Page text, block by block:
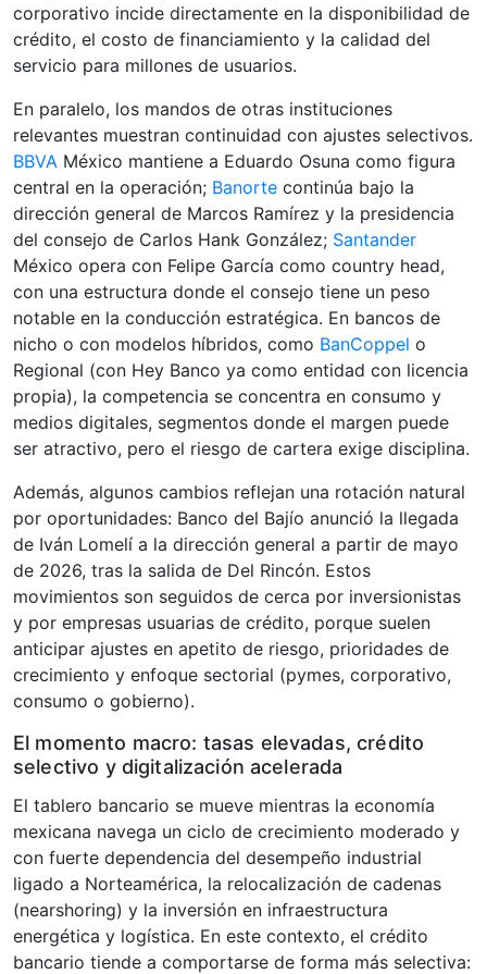
corporativo incide directamente en la disponibilidad de
crédito, el costo de financiamiento y la calidad del
servicio para millones de usuarios.
En paralelo, los mandos de otras instituciones
relevantes muestran continuidad con ajustes selectivos.
BBVA México mantiene a Eduardo Osuna como figura
central en la operación; Banorte continúa bajo la
dirección general de Marcos Ramírez y la presidencia
del consejo de Carlos Hank González; Santander
México opera con Felipe García como country head,
con una estructura donde el consejo tiene un peso
notable en la conducción estratégica. En bancos de
nicho o con modelos híbridos, como BanCoppel o
Regional (con Hey Banco ya como entidad con licencia
propia), la competencia se concentra en consumo y
medios digitales, segmentos donde el margen puede
ser atractivo, pero el riesgo de cartera exige disciplina.
Además, algunos cambios reflejan una rotación natural
por oportunidades: Banco del Bajío anunció la llegada
de Iván Lomelí a la dirección general a partir de mayo
de 2026, tras la salida de Del Rincón. Estos
movimientos son seguidos de cerca por inversionistas
y por empresas usuarias de crédito, porque suelen
anticipar ajustes en apetito de riesgo, prioridades de
crecimiento y enfoque sectorial (pymes, corporativo,
consumo o gobierno).
El momento macro: tasas elevadas, crédito
selectivo y digitalización acelerada
El tablero bancario se mueve mientras la economía
mexicana navega un ciclo de crecimiento moderado y
con fuerte dependencia del desempeño industrial
ligado a Norteamérica, la relocalización de cadenas
(nearshoring) y la inversión en infraestructura
energética y logística. En este contexto, el crédito
bancario tiende a comportarse de forma más selectiva: